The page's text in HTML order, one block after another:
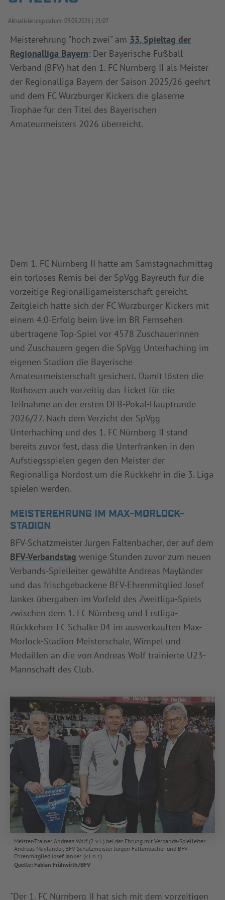
Aktualisierungsdatum: 09.05.2026 21:07
Meisterehrung "hoch zwei" am 33. Spieltag der
Regionalliga Bayern: Der Bayerische Fußball-
Verband (BFV) hat den 1. FC Nürnberg II als Meister
der Regionalliga Bayern der Saison 2025/26 geehrt
und dem FC Würzburger Kickers die gläserne
Trophäe für den Titel des Bayerischen
Amateurmeisters 2026 überreicht.
Dem 1. FC Nürnberg II hatte am Samstagnachmittag
ein torloses Remis bei der SpVgg Bayreuth für die
vorzeitige Regionalligameisterschaft gereicht.
Zeitgleich hatte sich der FC Würzburger Kickers mit
einem 4:0-Erfolg beim live im BR Fernsehen
übertragene Top-Spiel vor 4578 Zuschauerinnen
und Zuschauern gegen die SpVgg Unterhaching im
eigenen Stadion die Bayerische
Amateurmeisterschaft gesichert. Damit lösten die
Rothosen auch vorzeitig das Ticket für die
Teilnahme an der ersten DFB-Pokal-Hauptrunde
2026/27. Nach dem Verzicht der SpVgg
Unterhaching und des 1. FC Nürnberg II stand
bereits zuvor fest, dass die Unterfranken in den
Aufstiegsspielen gegen den Meister der
Regionalliga Nordost um die Rückkehr in die 3. Liga
spielen werden.
MEISTEREHRUNG IM MAX-MORLOCK-
STADION
BFV-Schatzmeister Jürgen Faltenbacher, der auf dem
BFV-Verbandstag wenige Stunden zuvor zum neuen
Verbands-Spielleiter gewählte Andreas Mayländer
und das frischgebackene BFV-Ehrenmitglied Josef
Janker übergaben im Vorfeld des Zweitliga-Spiels
zwischen dem 1. FC Nürnberg und Erstliga-
Rückkehrer FC Schalke 04 im ausverkauften Max-
Morlock-Stadion Meisterschale, Wimpel und
Medaillen an die von Andreas Wolf trainierte U23-
Mannschaft des Club.
Meister-Trainer Andreas Wolf (2.v.l.) bei der Ehrung mit Verbands-Spielleiter
Andreas Mayländer, BFV-Schatzmeister Jürgen Faltenbacher und BFV-
Ehrenmitglied Josef Janker. (v.l.n.r.)
Quelle: Fabian Frühwirth/BFV
"Der 1. FC Nürnberg II hat sich mit dem vorzeitigen